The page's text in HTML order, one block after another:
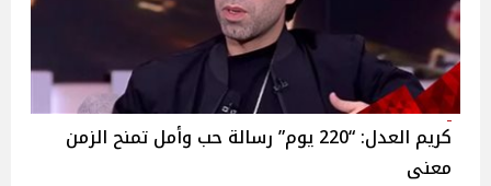
كريم العدل: “220 يوم” رسالة حب وأمل تمنح الزمن
معنى